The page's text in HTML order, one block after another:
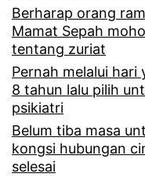
Berharap orang
Mamat Sepah
tentang zuriat
Pernah melalui hari
8 tahun lalu pilih
psikiatri
Belum tiba masa
kongsi hubungan
selesai